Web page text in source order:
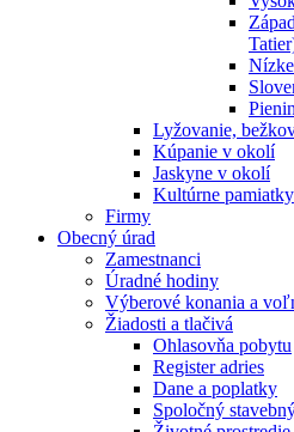
Lyžovanie,
Kúpanie v okolí
Jaskyne v okolí
Kultúrne pamiatky
Firmy
Obecný úrad
Zamestnanci
Úradné hodiny
Výberové konania a
Žiadosti a tlačivá
Ohlasovňa pobytu
Register adries
Dane a poplatky
Spoločný